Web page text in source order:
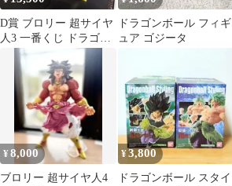
D賞 ブロリー 超サイヤ
人3 一番くじ ドラゴン
ボール
ドラゴンボール フィギ
ュア ゴジータ
¥8,000
ブロリー 超サイヤ人4
¥3,800
ドラゴンボール スタイ